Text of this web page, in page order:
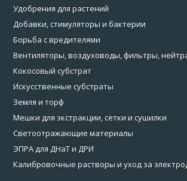
Удобрения для растений
Добавки, стимуляторы и бактерии
Борьба с вредителями
Вентиляторы, воздуховоды, фильтры,
Кокосовый субстрат
Искусственные субстраты
Земля и торф
Мешки для экстракции, сетки и сушилки
Светоотражающие материалы
ЭПРА для ДНаТ и ДРИ
Калибровочные растворы и уход за